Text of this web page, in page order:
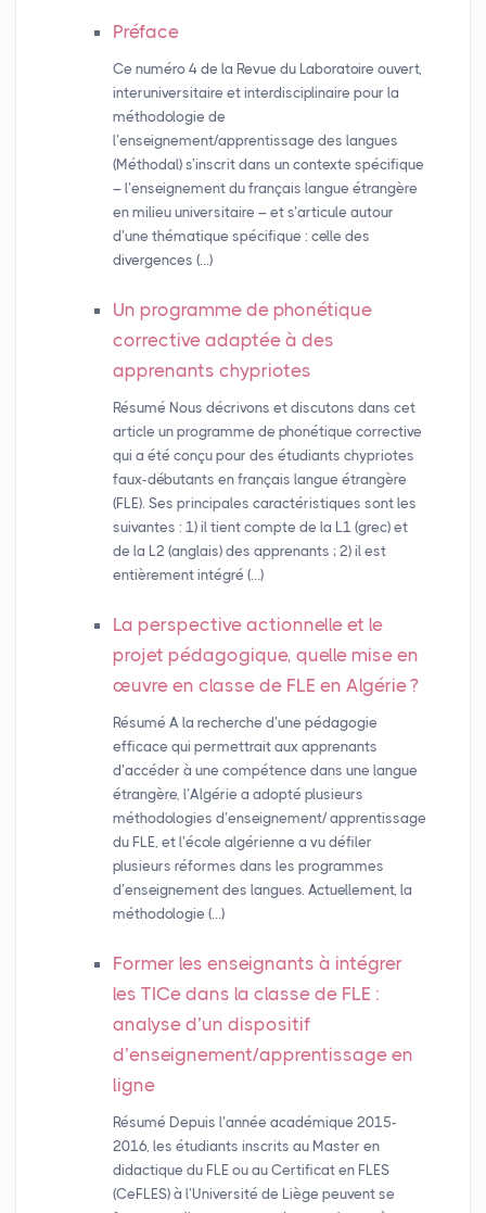
Préface
Ce numéro 4 de la Revue du Laboratoire ouvert,
interuniversitaire et interdisciplinaire pour la
méthodologie de
l’enseignement/apprentissage des langues
(Méthodal) s’inscrit dans un contexte spécifique
– l’enseignement du français langue étrangère
en milieu universitaire – et s’articule autour
d’une thématique spécifique : celle des
divergences (…)
Un programme de phonétique
corrective adaptée à des
apprenants chypriotes
Résumé Nous décrivons et discutons dans cet
article un programme de phonétique corrective
qui a été conçu pour des étudiants chypriotes
faux-débutants en français langue étrangère
(FLE). Ses principales caractéristiques sont les
suivantes : 1) il tient compte de la L1 (grec) et
de la L2 (anglais) des apprenants ; 2) il est
entièrement intégré (…)
La perspective actionnelle et le
projet pédagogique, quelle mise en
œuvre en classe de FLE en Algérie?
Résumé A la recherche d’une pédagogie
efficace qui permettrait aux apprenants
d’accéder à une compétence dans une langue
étrangère, l’Algérie a adopté plusieurs
méthodologies d’enseignement/ apprentissage
du FLE, et l’école algérienne a vu défiler
plusieurs réformes dans les programmes
d’enseignement des langues. Actuellement, la
méthodologie (…)
Former les enseignants à intégrer
les TICe dans la classe de FLE :
analyse d’un dispositif
d’enseignement/apprentissage en
ligne
Résumé Depuis l’année académique 2015-
2016, les étudiants inscrits au Master en
didactique du FLE ou au Certificat en FLES
(CeFLES) à l’Université de Liège peuvent se